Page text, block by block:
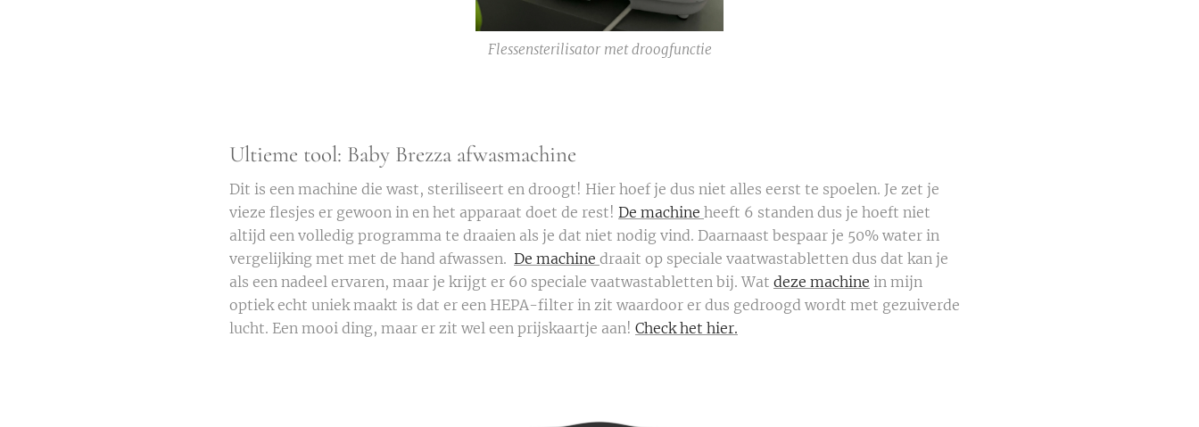
Flessensterilisator met droogfunctie
Ultieme tool: Baby Brezza afwasmachine
Dit is een machine die wast, steriliseert en droogt! Hier hoef je dus niet alles eerst te spoelen. Je zet je
vieze flesjes er gewoon in en het apparaat doet de rest! De machine heeft 6 standen dus je hoeft niet
altijd een volledig programma te draaien als je dat niet nodig vind. Daarnaast bespaar je 50% water in
vergelijking met met de hand afwassen. De machine draait op speciale vaatwastabletten dus dat kan je
als een nadeel ervaren, maar je krijgt er 60 speciale vaatwastabletten bij. Wat deze machine in mijn
optiek echt uniek maakt is dat er een HEPA-filter in zit waardoor er dus gedroogd wordt met gezuiverde
lucht. Een mooi ding, maar er zit wel een prijskaartje aan! Check het hier.